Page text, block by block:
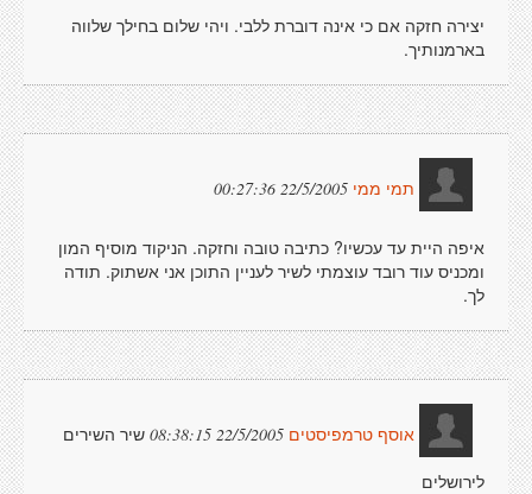
יצירה חזקה אם כי אינה דוברת ללבי. ויהי שלום בחילך שלווה
בארמנותיך.
תמי ממי 22/5/2005 00:27:36
איפה היית עד עכשיו? כתיבה טובה וחזקה. הניקוד מוסיף המון
ומכניס עוד רובד עוצמתי לשיר לעניין התוכן אני אשתוק. תודה
לך.
אוסף טרמפיסטים 22/5/2005 08:38:15
שיר השירים
לירושלים